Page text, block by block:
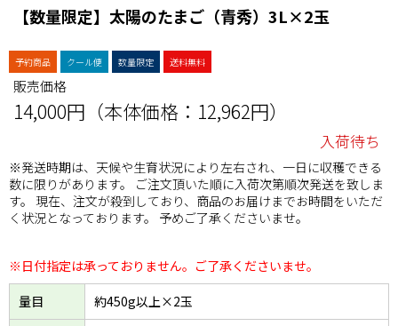
【数量限定】太陽のたまご（青秀）3L×2玉
予約商品 クール便 数量限定 送料無料
販売価格
14,000円（本体価格：12,962円）
入荷待ち
※発送時期は、天候や生育状況により左右され、一日に収穫できる
数に限りがあります。 ご注文頂いた順に入荷次第順次発送を致しま
す。 現在、注文が殺到しており、商品のお届けまでお時間をいただ
く状況となっております。 予めご了承くださいませ。
※日付指定は承っておりません。ご了承くださいませ。
量目
約450g以上×2玉